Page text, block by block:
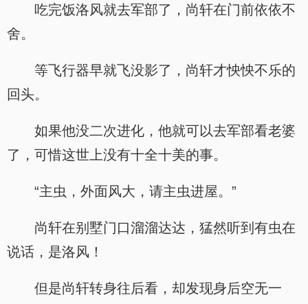
吃完饭洛风就去军部了，尚轩在门前依依不
舍。
等飞行器早就飞没影了，尚轩才怏怏不乐的
回头。
如果他没二次进化，他就可以去军部看老婆
了，可惜这世上没有十全十美的事。
“主虫，外面风大，请主虫进屋。”
尚轩在别墅门口溜溜达达，猛然听到有虫在
说话，是洛风！
但是尚轩转身往后看，却发现身后空无一